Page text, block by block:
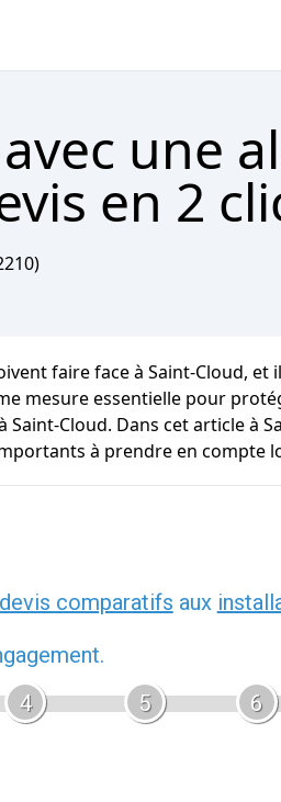
une
en 2
faire face à Saint-Cloud,
mesure essentielle pour
Cloud. Dans cet article à
à prendre en compte
comparatifs aux
4 5 6